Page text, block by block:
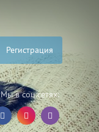
Регистрация
Мы в соц.сетях: